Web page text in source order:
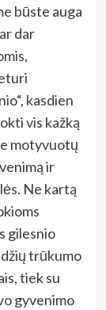
būste auga
dar
kasdien
vis kažką
motyvuotų
ir
Ne kartą
gilesnio
trūkumo
tiek su
gyvenimo